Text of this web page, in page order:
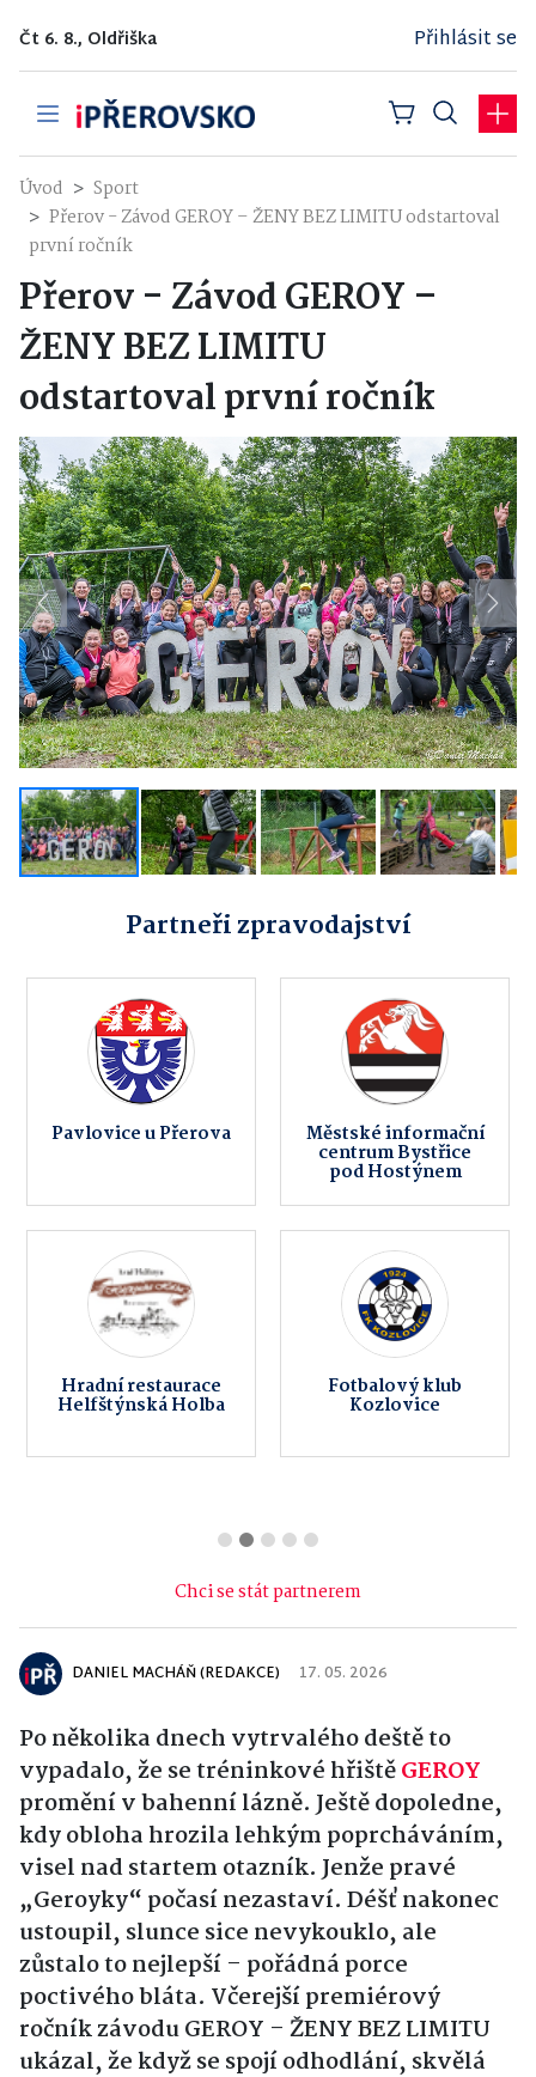
Čt 6. 8., Oldřiška Přihlásit se
Úvod
Sport
Přerov - Závod GEROY – ŽENY BEZ LIMITU odstartoval
první ročník
Přerov - Závod GEROY –
ŽENY BEZ LIMITU
odstartoval první ročník
Previous Next
Partneři zpravodajství
Pavlovice u Přerova Městské informační
centrum Bystřice
pod Hostýnem
Hradní restaurace
Helfštýnská Holba
Fotbalový klub
Kozlovice
Chci se stát partnerem
DANIEL MACHÁŇ (REDAKCE) 17. 05. 2026
Po několika dnech vytrvalého deště to
vypadalo, že se tréninkové hřištěGEROY
promění v bahenní lázně. Ještě dopoledne,
kdy obloha hrozila lehkým poprcháváním,
visel nad startem otazník. Jenže pravé
„Geroyky“ počasí nezastaví. Déšť nakonec
ustoupil, slunce sice nevykouklo, ale
zůstalo to nejlepší – pořádná porce
poctivého bláta. Včerejší premiérový
ročník závodu GEROY – ŽENY BEZ LIMITU
ukázal, že když se spojí odhodlání, skvělá